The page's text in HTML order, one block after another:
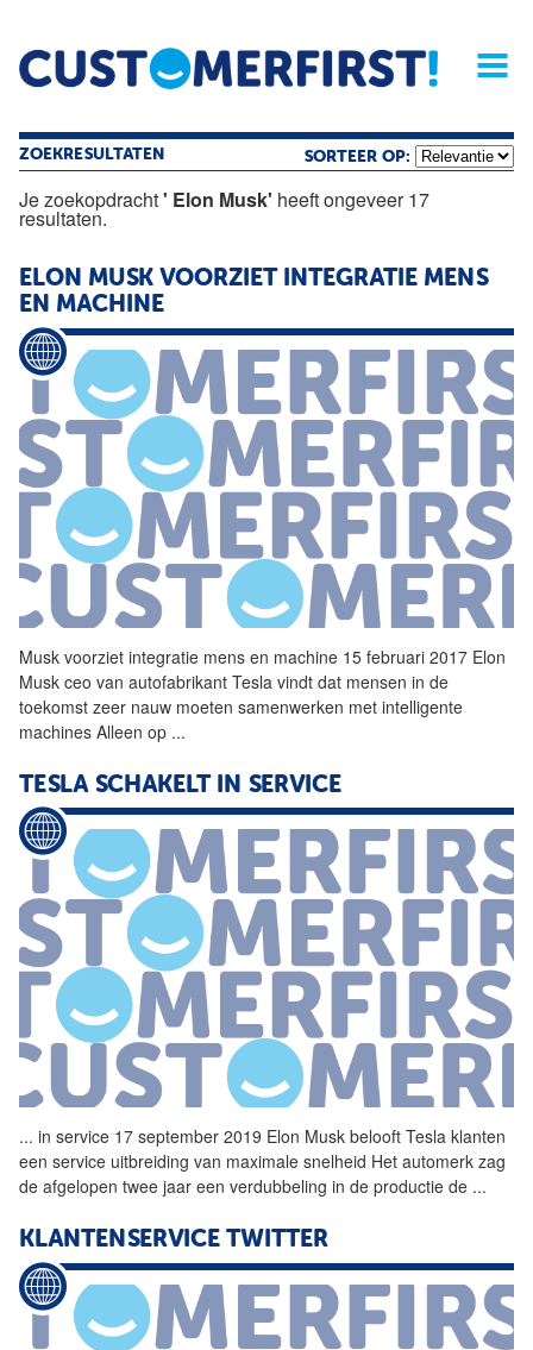
Home Opinie Archief
Magazine
ZOEKRESULTATEN SORTEER OP:
Je zoekopdracht' Elon Musk' heeft ongeveer 17
resultaten.
ELON MUSK VOORZIET INTEGRATIE MENS
EN MACHINE
Musk voorziet integratie mens en machine 15 februari 2017 Elon
Musk ceo van autofabrikant Tesla vindt dat mensen in de
toekomst zeer nauw moeten samenwerken met intelligente
machines Alleen op ...
TESLA SCHAKELT IN SERVICE
... in service 17 september 2019 Elon Musk belooft Tesla klanten
een service uitbreiding van maximale snelheid Het automerk zag
de afgelopen twee jaar een verdubbeling in de productie de ...
KLANTENSERVICE TWITTER